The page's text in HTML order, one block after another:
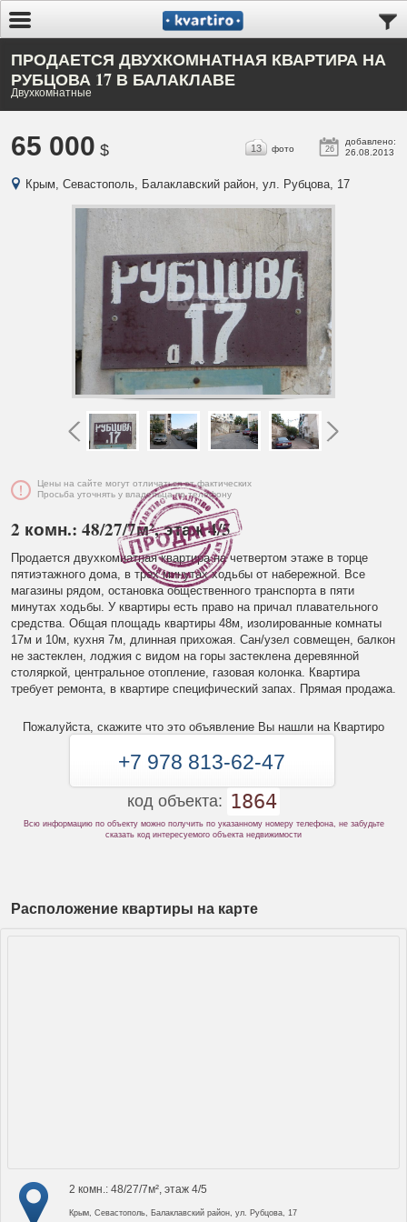
ПРОДАЕТСЯ ДВУХКОМНАТНАЯ КВАРТИРА НА
РУБЦОВА 17 В БАЛАКЛАВЕ
Двухкомнатные
65 000 $ 26
добавлено:
26.08.2013
13 фото
Крым, Севастополь, Балаклавский район, ул. Рубцова, 17
Цены на сайте могут отличаться от фактических
Просьба уточнять у владельца по телефону
2 комн.: 48/27/7м², этаж 4/5
Продается двухкомнатная квартира на четвертом этаже в торце
пятиэтажного дома, в трех минутах ходьбы от набережной. Все
магазины рядом, остановка общественного транспорта в пяти
минутах ходьбы. У квартиры есть право на причал плавательного
средства. Общая площадь квартиры 48м, изолированные комнаты
17м и 10м, кухня 7м, длинная прихожая. Сан/узел совмещен, балкон
не застеклен, лоджия с видом на горы застеклена деревянной
столяркой, центральное отопление, газовая колонка. Квартира
требует ремонта, в квартире специфический запах. Прямая продажа.
Пожалуйста, скажите что это объявление Вы нашли на Квартиро
+7 978 813-62-47
код объекта: 1864
Всю информацию по объекту можно получить по указанному номеру телефона, не забудьте
сказать код интересуемого объекта недвижимости
Расположение квартиры на карте
2 комн.: 48/27/7м², этаж 4/5
Крым, Севастополь, Балаклавский район, ул. Рубцова, 17